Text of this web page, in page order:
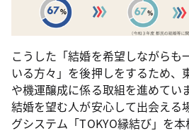
こうした「結婚を希望しながらも
いる方々」を後押しをするため、
や機運醸成に係る取組を進めてい
結婚を望む人が安心して出会える
グシステム「TOKYO縁結び」を本